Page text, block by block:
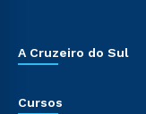
A Cruzeiro do Sul
Cursos